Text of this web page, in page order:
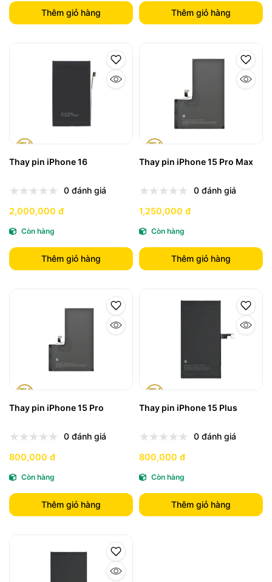
Thêm giỏ hàng Thêm giỏ hàng
Thay pin iPhone 16
0 đánh giá
2,000,000 đ
Còn hàng
Thêm giỏ hàng
Thay pin iPhone 15 Pro Max
0 đánh giá
1,250,000 đ
Còn hàng
Thêm giỏ hàng
Thay pin iPhone 15 Pro
0 đánh giá
800,000 đ
Còn hàng
Thêm giỏ hàng
Thay pin iPhone 15 Plus
0 đánh giá
800,000 đ
Còn hàng
Thêm giỏ hàng